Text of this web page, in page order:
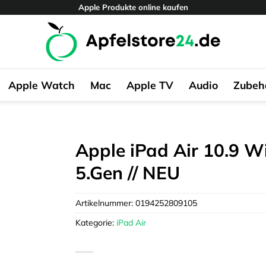
Apple Produkte online kaufen
Apple Watch Mac Apple TV Audio
Apple iPad Air 10.9
5.Gen // NEU
Artikelnummer: 0194252809105
Kategorie: iPad Air